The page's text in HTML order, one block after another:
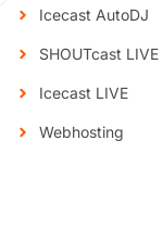
Icecast AutoDJ
SHOUTcast LIVE
Icecast LIVE
Webhosting